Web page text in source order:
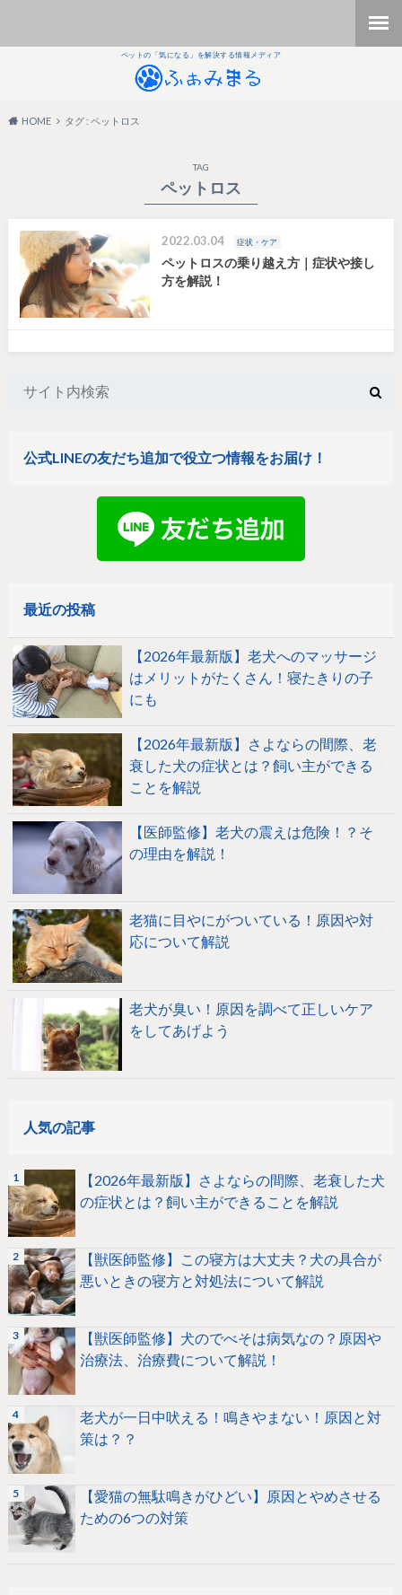
ペットの「気になる」を解決する情報メディア
HOME タグ : ペットロス
TAG
ペットロス
2022.03.04 症状・ケア
ペットロスの乗り越え方｜症状や接し
方を解説！
公式LINEの友だち追加で役立つ情報をお届け！
最近の投稿
【2026年最新版】老犬へのマッサージ
はメリットがたくさん！寝たきりの子
にも
【2026年最新版】さよならの間際、老
衰した犬の症状とは？飼い主ができる
ことを解説
【医師監修】老犬の震えは危険！？そ
の理由を解説！
老猫に目やにがついている！原因や対
応について解説
老犬が臭い！原因を調べて正しいケア
をしてあげよう
人気の記事
【2026年最新版】さよならの間際、老衰した犬
の症状とは？飼い主ができることを解説
【獣医師監修】この寝方は大丈夫？犬の具合が
悪いときの寝方と対処法について解説
【獣医師監修】犬のでべそは病気なの？原因や
治療法、治療費について解説！
老犬が一日中吠える！鳴きやまない！原因と対
策は？？
【愛猫の無駄鳴きがひどい】原因とやめさせる
ための6つの対策